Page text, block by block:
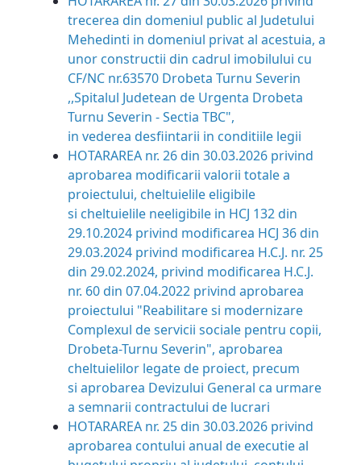
trecerea din domeniul public al Judetului
Mehedinti in domeniul privat al acestuia, a
unor constructii din cadrul imobilului cu
CF/NC nr.63570 Drobeta Turnu Severin
,,Spitalul Judetean de Urgenta Drobeta
Turnu Severin - Sectia TBC",
in vederea desfiintarii in conditiile legii
HOTARAREA nr. 26 din 30.03.2026 privind
aprobarea modificarii valorii totale a
proiectului, cheltuielile eligibile
si cheltuielile neeligibile in HCJ 132 din
29.10.2024 privind modificarea HCJ 36 din
29.03.2024 privind modificarea H.C.J. nr. 25
din 29.02.2024, privind modificarea H.C.J.
nr. 60 din 07.04.2022 privind aprobarea
proiectului "Reabilitare si modernizare
Complexul de servicii sociale pentru copii,
Drobeta-Turnu Severin", aprobarea
cheltuielilor legate de proiect, precum
si aprobarea Devizului General ca urmare
a semnarii contractului de lucrari
HOTARAREA nr. 25 din 30.03.2026 privind
aprobarea contului anual de executie al